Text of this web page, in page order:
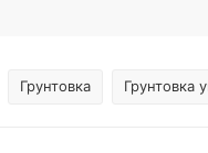
Грунтовка Грунтовка